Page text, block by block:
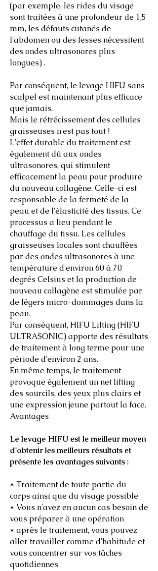
(par exemple, les rides du visage
sont traitées à une profondeur de 1,5
mm, les défauts cutanés de
l'abdomen ou des fesses nécessitent
des ondes ultrasonores plus
longues) .
Par conséquent, le levage HIFU sans
scalpel est maintenant plus efficace
que jamais.
Mais le rétrécissement des cellules
graisseuses n'est pas tout !
L'effet durable du traitement est
également dû aux ondes
ultrasonores, qui stimulent
efficacement la peau pour produire
du nouveau collagène. Celle-ci est
responsable de la fermeté de la
peau et de l'élasticité des tissus. Ce
processus a lieu pendant le
chauffage du tissu. Les cellules
graisseuses locales sont chauffées
par des ondes ultrasonores à une
température d'environ 60 à 70
degrés Celsius et la production de
nouveau collagène est stimulée par
de légers micro-dommages dans la
peau.
Par conséquent, HIFU Lifting (HIFU
ULTRASONIC) apporte des résultats
de traitement à long terme pour une
période d'environ 2 ans.
En même temps, le traitement
provoque également un net lifting
des sourcils, des yeux plus clairs et
une expression jeune partout la face.
Avantages
Le levage HIFU est le meilleur moyen
d'obtenir les meilleurs résultats et
présente les avantages suivants :
* Traitement de toute partie du
corps ainsi que du visage possible
* Vous n'avez en aucun cas besoin de
vous préparer à une opération
* après le traitement, vous pouvez
aller travailler comme d'habitude et
vous concentrer sur vos tâches
quotidiennes